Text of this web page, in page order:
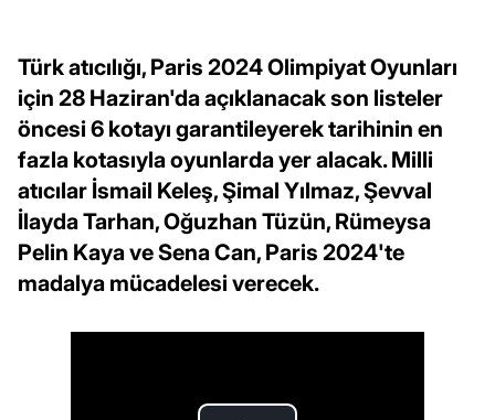
Türk atıcılığı, Paris 2024 Olimpiyat Oyunları
için 28 Haziran'da açıklanacak son listeler
öncesi 6 kotayı garantileyerek tarihinin en
fazla kotasıyla oyunlarda yer alacak. Milli
atıcılar İsmail Keleş, Şimal Yılmaz, Şevval
İlayda Tarhan, Oğuzhan Tüzün, Rümeysa
Pelin Kaya ve Sena Can, Paris 2024'te
madalya mücadelesi verecek.